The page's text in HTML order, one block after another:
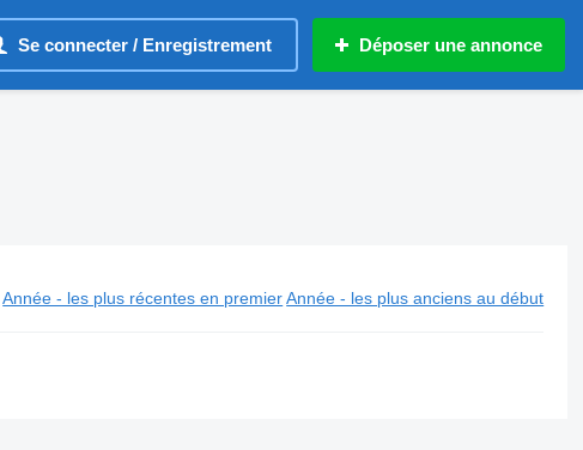
Se connecter / Enregistrement Déposer une annonce
Année - les plus récentes en premier Année - les plus anciens au début